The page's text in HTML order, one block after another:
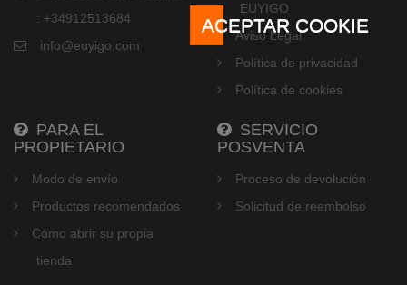
ACEPTAR COOKIE
: +34912513684
info@euyigo.com
EUYIGO
Aviso Legal
Política de privacidad
Política de cookies
PARA EL
PROPIETARIO
Modo de envío
Productos recomendados
Cómo abrir su propia
tienda
SERVICIO
POSVENTA
Proceso de devolución
Solicitud de reembolso